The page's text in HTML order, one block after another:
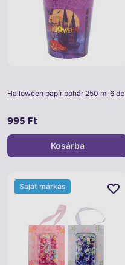
Halloween papír pohár 250 ml 6 db
995 Ft
Kosárba
Saját márkás